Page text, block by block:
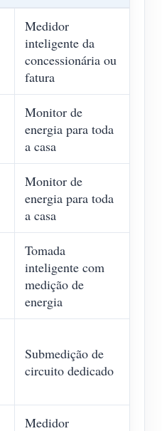
Medidor
inteligente da
concessionária ou
fatura
Monitor de
energia para toda
a casa
Monitor de
energia para toda
a casa
Tomada
inteligente com
medição de
energia
Submedição de
circuito dedicado
Medidor